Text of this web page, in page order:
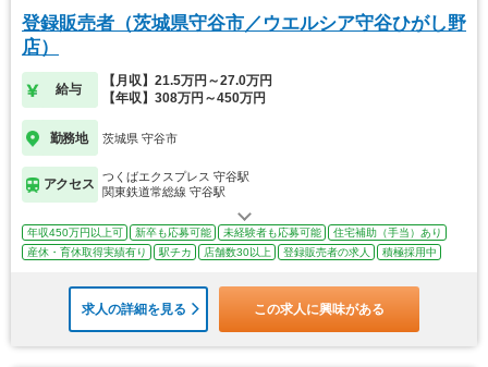
登録販売者（茨城県守谷市／ウエルシア守谷ひがし野
店）
給与
【月収】21.5万円～27.0万円
【年収】308万円～450万円
勤務地 茨城県 守谷市
アクセス
つくばエクスプレス 守谷駅
関東鉄道常総線 守谷駅
年収450万円以上可 新卒も応募可能 未経験者も応募可能
住宅補助（手当）あり
産休・育休取得実績有り
駅チカ 店舗数30以上 登録販売者の求人 積極採用中
求人の詳細を見る この求人に興味がある